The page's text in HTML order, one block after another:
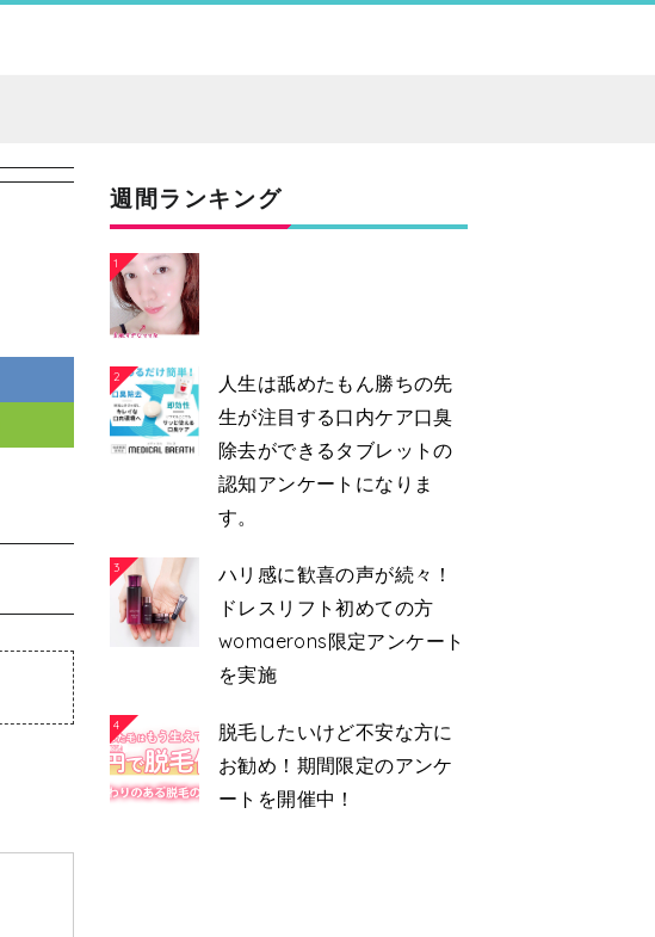
週間ランキング
1
2
人生は舐めたもん勝ちの先
生が注目する口内ケア口臭
除去ができるタブレットの
認知アンケートになりま
す。
3
ハリ感に歓喜の声が続々！
ドレスリフト初めての方
womaerons限定アンケート
を実施
4
脱毛したいけど不安な方に
お勧め！期間限定のアンケ
ートを開催中！